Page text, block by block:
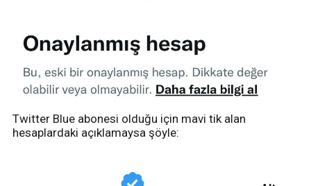
Twitter Blue abonesi olduğu için mavi tik alan
hesaplardaki açıklamaysa şöyle: